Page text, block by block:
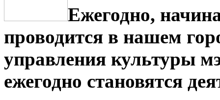
Ежегодно,
проводится в нашем
управления культуры
ежегодно становятся